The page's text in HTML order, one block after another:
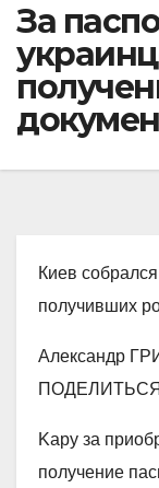
За
Киев
получивших
Александр
ПОДЕЛИТЬСЯ
Kару за
получение